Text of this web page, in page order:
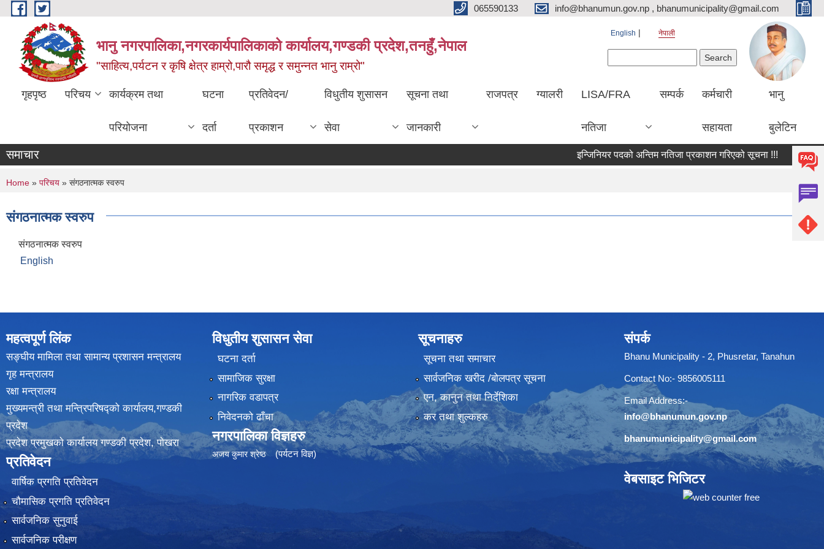
Skip to main content 065590133 info@bhanumun.gov.np , bhanumunicipality@gmail.com
भानु नगरपालिका,नगरकार्यपालिकाको कार्यालय,गण्डकी प्रदेश,तनहुँ,नेपाल
"साहित्य,पर्यटन र कृषि क्षेत्र हाम्रो,पारौ समृद्ध र समुन्नत भानु राम्रो"
English नेपाली
गृहपृष्ठ परिचय कार्यक्रम तथा
परियोजना
घटना
दर्ता
प्रतिवेदन/
प्रकाशन
विधुतीय शुसासन
सेवा
सूचना तथा
जानकारी
राजपत्र ग्यालरी LISA/FRA
नतिजा
सम्पर्क कर्मचारी
सहायता
भानु
बुलेटिन
समाचार इन्जिनियर पदको अन्तिम नतिजा प्रकाशन गरिएको सूचना !!! आर्थिक
You are here
Home » परिचय » संगठनात्मक स्वरुप
संगठनात्मक स्वरुप
संगठनात्मक स्वरुप
English
महत्वपूर्ण लिंक
सङ्घीय मामिला तथा सामान्य प्रशासन मन्त्रालय
गृह मन्त्रालय
रक्षा मन्त्रालय
मुख्यमन्त्री तथा मन्त्रिपरिषद्को कार्यालय,गण्डकी
प्रदेश
प्रदेश प्रमुखकाे कार्यालय गण्डकी प्रदेश, पाेखरा
प्रतिवेदन
वार्षिक प्रगति प्रतिवेदन
चौमासिक प्रगति प्रतिवेदन
सार्वजनिक सुनुवाई
सार्वजनिक परीक्षण
विधुतीय शुसासन सेवा
घटना दर्ता
सामाजिक सुरक्षा
नागरिक वडापत्र
निवेदनको ढाँचा
नगरपालिका विज्ञहरु
अजय कुमार श्रेष्ठ (पर्यटन विज्ञ)
सूचनाहरु
सूचना तथा समाचार
सार्वजनिक खरीद /बोलपत्र सूचना
एन, कानुन तथा निर्देशिका
कर तथा शुल्कहरु
संपर्क
Bhanu Municipality - 2, Phusretar, Tanahun
Contact No:- 9856005111
Email Address:-
info@bhanumun.gov.np
bhanumunicipality@gmail.com
वेबसाइट भिजिटर